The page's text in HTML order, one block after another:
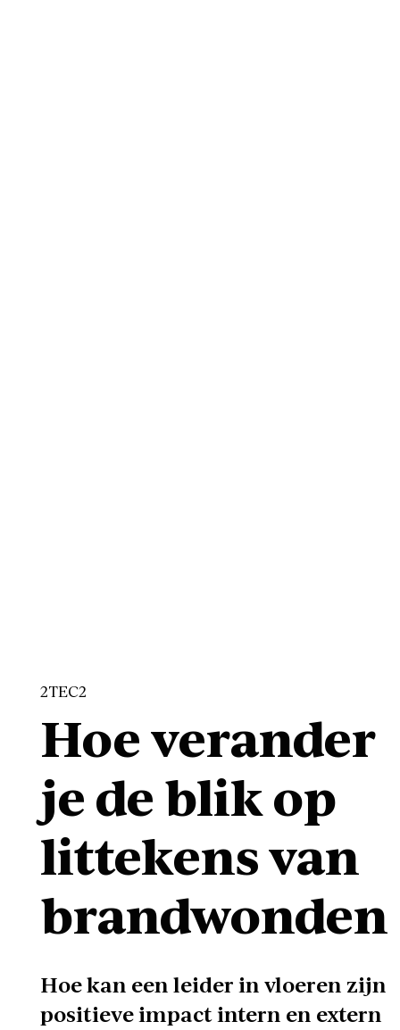
2TEC2
Hoe verander
je de blik op
littekens van
brandwonden
Hoe kan een leider in vloeren zijn
positieve impact intern en extern